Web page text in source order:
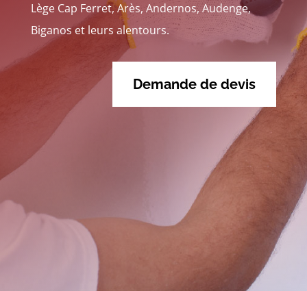
Lège Cap Ferret, Arès, Andernos, Audenge,
Biganos et leurs alentours.
Demande de devis